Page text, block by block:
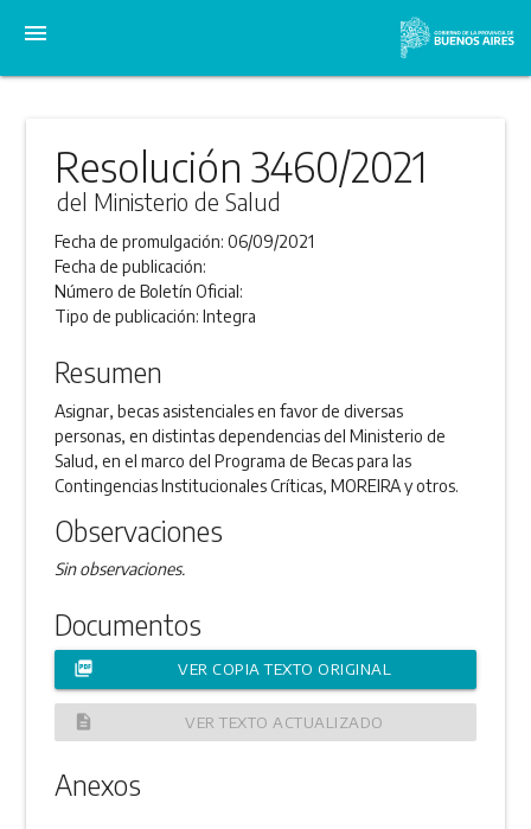
menu
Resolución 3460/2021
del Ministerio de Salud
Fecha de promulgación:06/09/2021
Fecha de publicación:
Número de Boletín Oficial:
Tipo de publicación:Integra
Resumen
Asignar, becas asistenciales en favor de diversas
personas, en distintas dependencias del Ministerio de
Salud, en el marco del Programa de Becas para las
Contingencias Institucionales Críticas, MOREIRA y otros.
Observaciones
Sin observaciones.
Documentos
picture_as_pdf VER COPIA TEXTO ORIGINAL
description VER TEXTO ACTUALIZADO
Anexos